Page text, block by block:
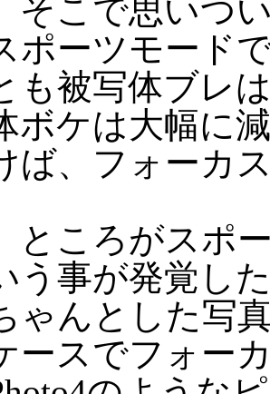
そこで思いつ
ポーツモード
も被写体ブレ
ボケは大幅に
ば、フォーカ
ところがスポ
う事が発覚し
ゃんとした写
ースでフォー